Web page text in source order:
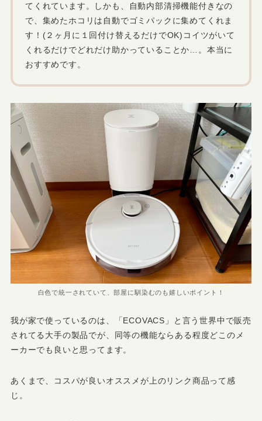
てくれています。しかも、自動内部清掃機能付きなの
で、集めたホコリは自動でゴミパックに集めてくれま
す！(２ヶ月に１回付け替えるだけでOK)コイツがいて
くれるだけでどれだけ助かっていることか…。本当に
おすすめです。
白色で統一されていて、部屋に馴染むのも嬉しいポイント！
我が家で使っているのは、「ECOVACS」と言う世界中で販売
されてる大手の製品でが、同等の機能ならある程度どこのメ
ーカーでも良いと思ってます。
あくまで、コスパが良いオススメが上のリンク商品って感
じ。